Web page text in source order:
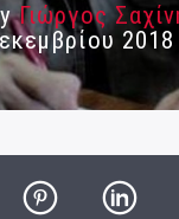
Γιώργος
2018